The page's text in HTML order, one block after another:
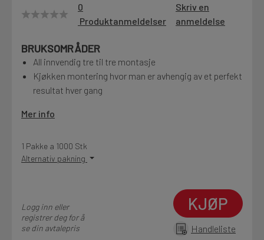
Kontakt og åpningstider
Kontakt
Kampanjer
Produktnyheter
Siste nytt om dine favorittprodukter
0
Produktanmeldelser
Skriv en
anmeldelse
BRUKSOMRÅDER
All innvendig tre til tre montasje
Kjøkken montering hvor man er avhengig av et perfekt
resultat hver gang
Mer info
1 Pakke a 1000 Stk
Alternativ pakning
Logg inn eller
registrer deg for å
se din avtalepris
KJØP
Handleliste